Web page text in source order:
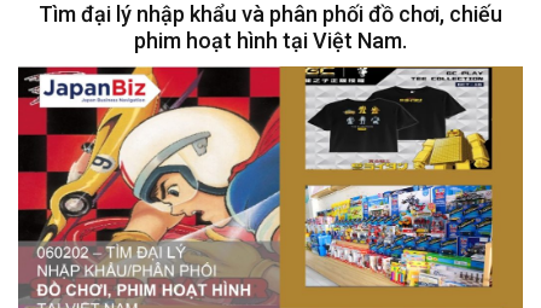
Tìm đại lý nhập khẩu và phân phối đồ chơi, chiếu
phim hoạt hình tại Việt Nam.